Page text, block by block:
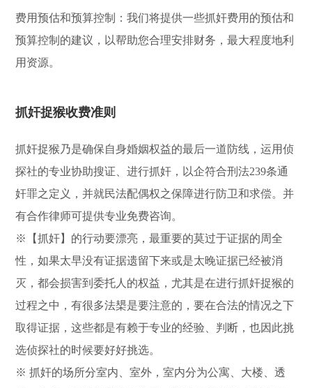
费用预估和预算控制：我们将提供一些抓奸费用的预估和
预算控制的建议，以帮助您合理安排财务，最大程度地利
用资源。
抓奸捉猴收费准则
抓奸捉猴乃是确保自身婚姻权益的最后一道防线，运用侦
探社的专业协助搜证、进行抓奸，以企符合刑法239条通
奸罪之定义，并就民法配偶权之保障进行防卫和求偿。并
有合作律师可提供专业免费咨询。
※【抓奸】的行动要漂亮，最重要的莫过于证据的周全
性，如果太早没有证据遗留下来或是太晚证据已经被消
灭，都会损害到委托人的权益，尤其是在进行抓奸捉猴的
过程之中，有很多法槼是要注意的，要在合法的情况之下
取得证据，这些都是有赖于专业的经验、判断，也因此挑
选侦探社的时候要好好挑选。
※ 抓奸的场所分室内、室外，室内分为公寓、大楼、透